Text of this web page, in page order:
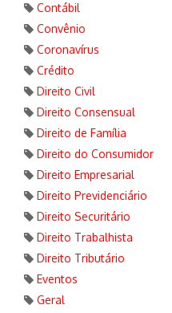
Contábil
Convênio
Coronavírus
Crédito
Direito Civil
Direito Consensual
Direito de Família
Direito do Consumidor
Direito Empresarial
Direito Previdenciário
Direito Securitário
Direito Trabalhista
Direito Tributário
Eventos
Geral